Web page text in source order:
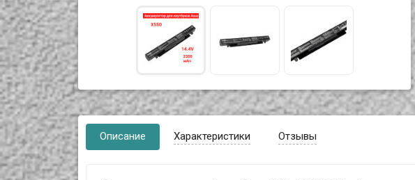
Описание Характеристики Отзывы